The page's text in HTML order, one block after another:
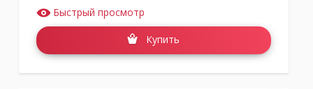
Быстрый просмотр
Купить